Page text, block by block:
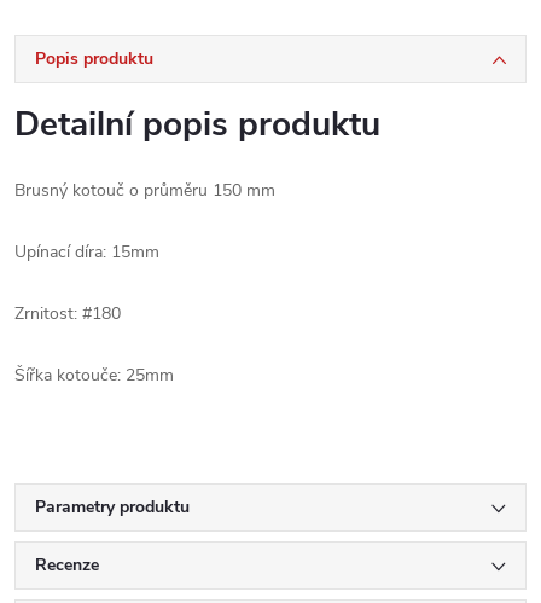
Popis produktu
Detailní popis produktu
Brusný kotouč o průměru 150 mm
Upínací díra: 15mm
Zrnitost: #180
Šířka kotouče: 25mm
Parametry produktu
Recenze